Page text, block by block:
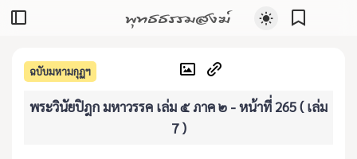
พุทธธรรมสงฆ์
ฉบับมหามกุฏฯ
พระวินัยปิฎก มหาวรรค เล่ม ๕ ภาค ๒ - หน้าที่ 265 ( เล่ม
7 )